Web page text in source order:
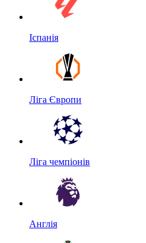
Іспанія
Ліга Європи
Ліга чемпіонів
Англія